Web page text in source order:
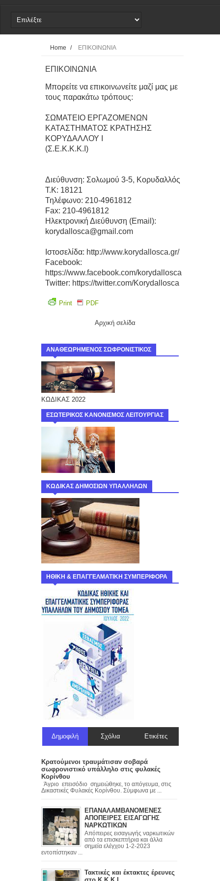
21-4-203 Εκρηκτικός Μηχανισμός
Home / ΕΠΙΚΟΙΝΩΝΙΑ
ΕΠΙΚΟΙΝΩΝΙΑ
Μπορείτε να επικοινωνείτε μαζί μας με
τους παρακάτω τρόπους:
ΣΩΜΑΤΕΙΟ ΕΡΓΑΖΟΜΕΝΩΝ
ΚΑΤΑΣΤΗΜΑΤΟΣ ΚΡΑΤΗΣΗΣ
ΚΟΡΥΔΑΛΛΟΥ I
(Σ.Ε.Κ.Κ.Κ.Ι)
Διεύθυνση: Σολωμού 3-5, Κορυδαλλός
Τ.Κ: 18121
Τηλέφωνο: 210-4961812
Fax: 210-4961812
Ηλεκτρονική Διεύθυνση (Email):
korydallosca@gmail.com
Ιστοσελίδα: http://www.korydallosca.gr/
Facebook:
https://www.facebook.com/korydallosca
Twitter: https://twitter.com/Korydallosca
Print PDF
Αρχική σελίδα
ΑΝΑΘΕΩΡΗΜΕΝΟΣ ΣΩΦΡΟΝΙΣΤΙΚΟΣ
ΚΩΔΙΚΑΣ 2022
ΕΣΩΤΕΡΙΚΟΣ ΚΑΝΟΝΙΣΜΟΣ ΛΕΙΤΟΥΡΓΙΑΣ
ΚΩΔΙΚΑΣ ΔΗΜΟΣΙΩΝ ΥΠΑΛΛΗΛΩΝ
ΗΘΙΚΗ & ΕΠΑΓΓΕΛΜΑΤΙΚΗ ΣΥΜΠΕΡΙΦΟΡΑ
Δημοφιλή Σχόλια Ετικέτες
Κρατούμενοι τραυμάτισαν σοβαρά
σωφρονιστικό υπάλληλο στις φυλακές
Κορίνθου
Άγριο επεισόδιο σημειώθηκε, το απόγευμα, στις
Δικαστικές Φυλακές Κορίνθου. Σύμφωνα με ...
ΕΠΑΝΑΛΑΜΒΑΝΟΜΕΝΕΣ
ΑΠΟΠΕΙΡΕΣ ΕΙΣΑΓΩΓΗΣ
ΝΑΡΚΩΤΙΚΩΝ
Απόπειρες εισαγωγής ναρκωτικών
από τα επισκεπτήρια και άλλα
σημεία ελέγχου 1-2-2023
εντοπίστηκαν ...
Τακτικές και έκτακτες έρευνες